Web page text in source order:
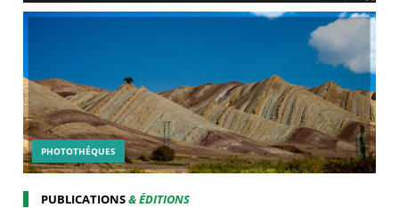
PHOTOTHÉQUES
PUBLICATIONS& ÉDITIONS